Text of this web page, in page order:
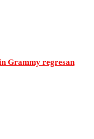
Grammy regresan